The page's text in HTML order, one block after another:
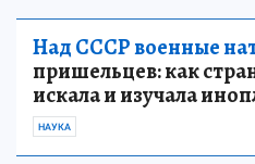
Над СССР военные
пришельцев: как
искала и изучала
НАУКА